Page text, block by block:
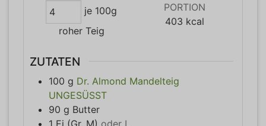
je 100g
roher Teig
PORTION
403 kcal
ZUTATEN
100 g Dr. Almond Mandelteig
UNGESÜSST
90 g Butter